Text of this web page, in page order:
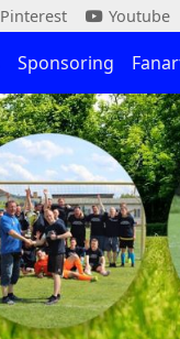
Pinterest Youtube
Sponsoring